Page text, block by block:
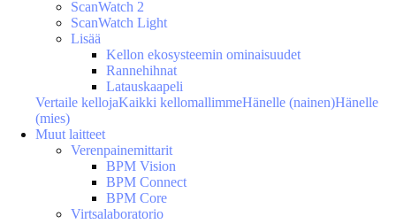
ScanWatch 2
ScanWatch Light
Lisää
Kellon ekosysteemin ominaisuudet
Rannehihnat
Latauskaapeli
Vertaile kellojaKaikki kellomallimmeHänelle (nainen)Hänelle
(mies)
Muut laitteet
Verenpainemittarit
BPM Vision
BPM Connect
BPM Core
Virtsalaboratorio